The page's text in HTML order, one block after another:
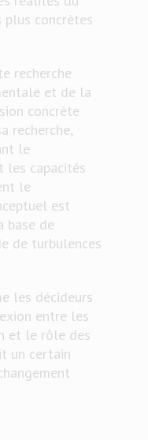
concrètes
recherche
et de la
concrète
recherche,
le
les capacités
le
est
base de
de turbulences
les décideurs
entre les
et le rôle des
un certain